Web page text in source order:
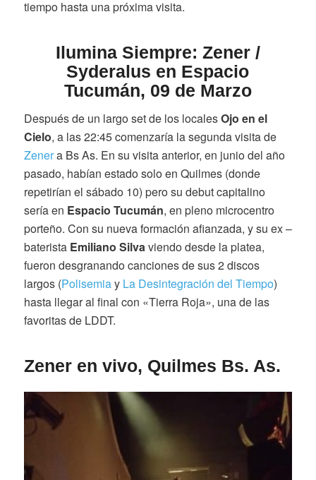
tiempo hasta una próxima visita.
Ilumina Siempre: Zener /
Syderalus en Espacio
Tucumán, 09 de Marzo
Después de un largo set de los localesOjo en el
Cielo, a las 22:45 comenzaría la segunda visita de
Zenera Bs As. En su visita anterior, en junio del año
pasado, habían estado solo en Quilmes (donde
repetirían el sábado 10) pero su debut capitalino
sería en Espacio Tucumán, en pleno microcentro
porteño. Con su nueva formación afianzada, y su ex –
baterista Emiliano Silvaviendo desde la platea,
fueron desgranando canciones de sus 2 discos
largos (Polisemiay La Desintegración del Tiempo)
hasta llegar al final con «Tierra Roja», una de las
favoritas de LDDT.
Zener en vivo, Quilmes Bs. As.